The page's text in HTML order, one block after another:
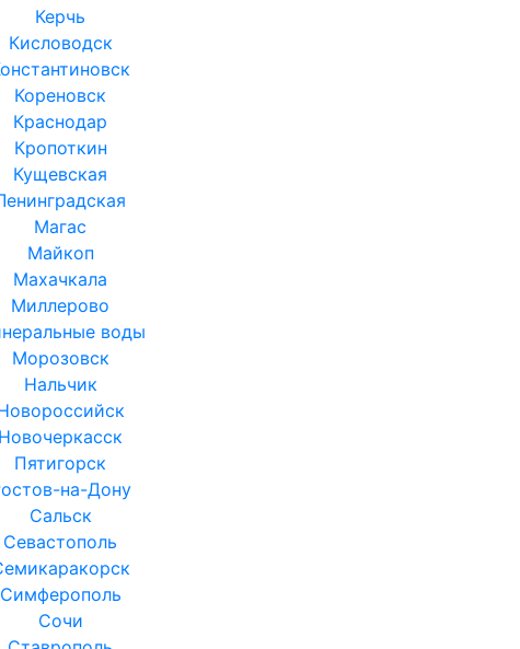
Керчь
Кисловодск
Кореновск
Краснодар
Кропоткин
Кущевская
Магас
Майкоп
Махачкала
Миллерово
воды
Морозовск
Нальчик
Пятигорск
на-Дону
Сальск
Севастополь
Симферополь
Сочи